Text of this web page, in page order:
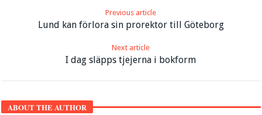
Previous article
Lund kan förlora sin prorektor till Göteborg
Next article
I dag släpps tjejerna i bokform
ABOUT THE AUTHOR